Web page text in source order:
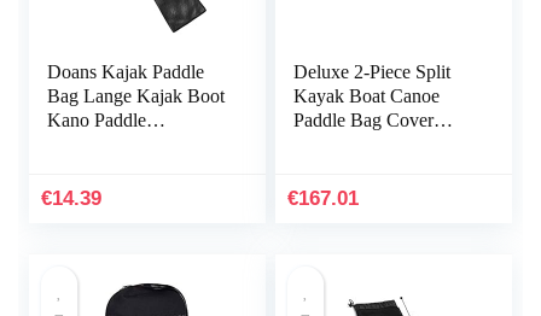
Doans Kajak Paddle
Bag Lange Kajak Boot
Kano Paddle
Cover Opbergtas te
€14.39
Deluxe 2-Piece Split
Kayak Boat Canoe
Paddle Bag Cover
Bag
€167.01